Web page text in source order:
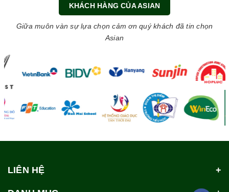
KHÁCH HÀNG CỦA ASIAN
Giữa muôn vàn sự lựa chọn cảm ơn quý khách đã tin chọn
Asian
LIÊN HỆ